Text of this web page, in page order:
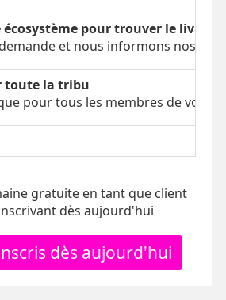
écosystème pour trouver le livre
et nous informons nos
toute la tribu
pour tous les membres de votre
gratuite en tant que client
dès aujourd'hui
dès aujourd'hui